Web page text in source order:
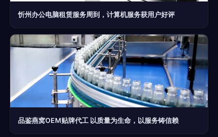
忻州办公电脑租赁服务周到，计算机服务获用户好评
品鉴燕窝OEM贴牌代工 以质量为生命，以服务铸信赖